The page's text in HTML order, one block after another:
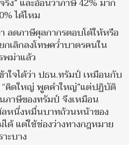
ได้ไหม
ลดภาษีศุลกากรตอบโต้ให้หรือ
กเลิกลงโทษคว่ำบาตรคนใน
พม่าแล้ว
ใจได้ว่า ปธน.ทรัมป์ เหมือนกับ
“คิดใหญ่ พูดคำใหญ่”แต่ปฏิบัติ
ภาษีของทรัมป์ จึงเหมือน
หนึ่งหมื่นบาทถ้วนหน้าของ
ด้ แต่ใช้ช่องว่างทางกฎหมาย
ะบาง